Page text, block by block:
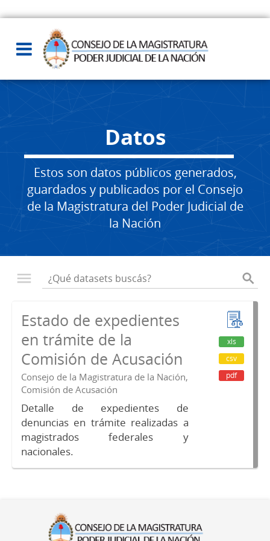
Datos
Estos son datos públicos generados,
guardados y publicados por el Consejo
de la Magistratura del Poder Judicial de
la Nación
Estado de expedientes
en trámite de la
Comisión de Acusación
Consejo de la Magistratura de la Nación,
Comisión de Acusación
Detalle de expedientes de
denuncias en trámite realizadas a
magistrados federales y
nacionales.
xls
csv
pdf